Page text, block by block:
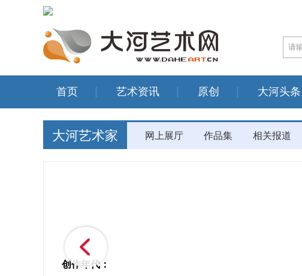
首页 艺术资讯 原创 大河头条
大河艺术家 网上展厅 作品集 相关报道
创作年代：